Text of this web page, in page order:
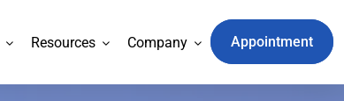
Resources Company Appointment